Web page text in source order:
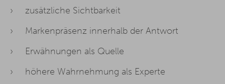
zusätzliche Sichtbarkeit
Markenpräsenz innerhalb der Antwort
Erwähnungen als Quelle
höhere Wahrnehmung als Experte